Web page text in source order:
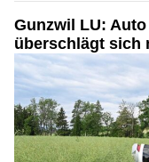
Gunzwil LU:
überschlägt sich